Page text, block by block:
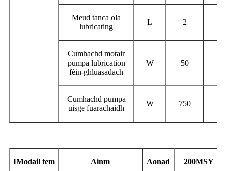
Meud tanca ola
lubricating
L 2
Cumhachd motair
pumpa lubrication
fèin-ghluasadach
W 50
Cumhachd pumpa
uisge fuarachaidh
W 750
IModail tem Ainm Aonad 200MSY